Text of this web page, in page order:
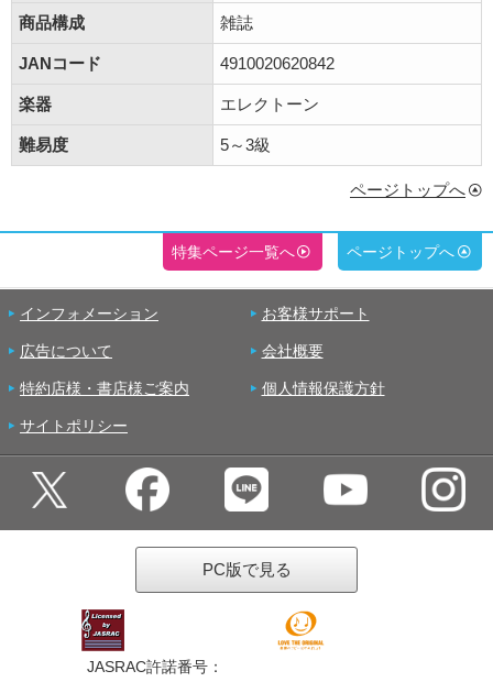
商品構成 雑誌
JANコード 4910020620842
楽器 エレクトーン
難易度 5～3級
ページトップへ
特集ページ一覧へ ページトップへ
インフォメーション お客様サポート
広告について 会社概要
特約店様・書店様ご案内 個人情報保護方針
サイトポリシー
PC版で見る
JASRAC許諾番号：